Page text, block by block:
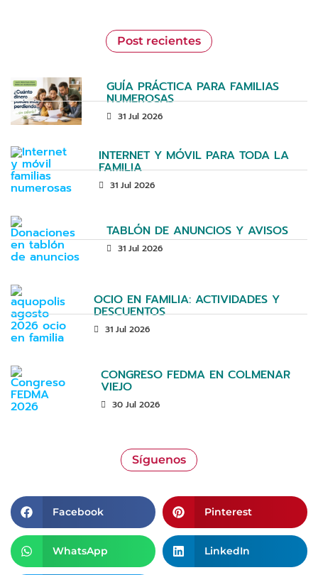
Post recientes
GUÍA PRÁCTICA PARA FAMILIAS
NUMEROSAS
31 Jul 2026
INTERNET Y MÓVIL PARA TODA LA
FAMILIA
31 Jul 2026
TABLÓN DE ANUNCIOS Y AVISOS
31 Jul 2026
OCIO EN FAMILIA: ACTIVIDADES Y
DESCUENTOS
31 Jul 2026
CONGRESO FEDMA EN COLMENAR
VIEJO
30 Jul 2026
Síguenos
Facebook Pinterest
WhatsApp LinkedIn